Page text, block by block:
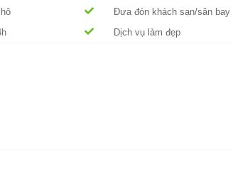
Đưa đón khách sạn/sân bay
Dịch vụ làm đẹp